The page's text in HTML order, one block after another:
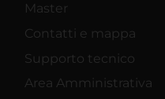
Master
Contatti e mappa
Supporto tecnico
Area Amministrativa